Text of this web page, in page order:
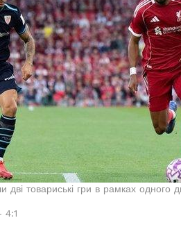
дві товариські гри в рамках
4:1